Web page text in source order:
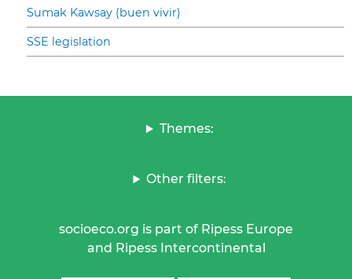
Sumak Kawsay (buen vivir)
SSE legislation
Themes:
Other filters:
socioeco.org is part of Ripess Europe
and Ripess Intercontinental